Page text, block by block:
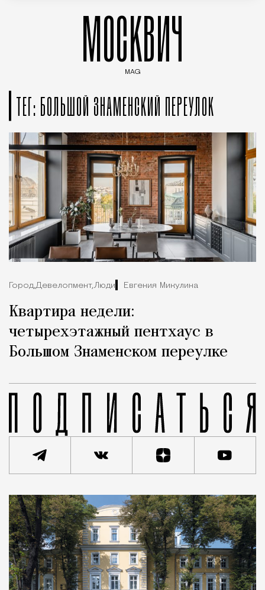
МОСКВИЧ
MAG
ТЕГ: БОЛЬШОЙ ЗНАМЕНСКИЙ ПЕРЕУЛОК
Город,Девелопмент,Люди Евгения Микулина
Квартира недели:
четырехэтажный пентхаус в
Большом Знаменском переулке